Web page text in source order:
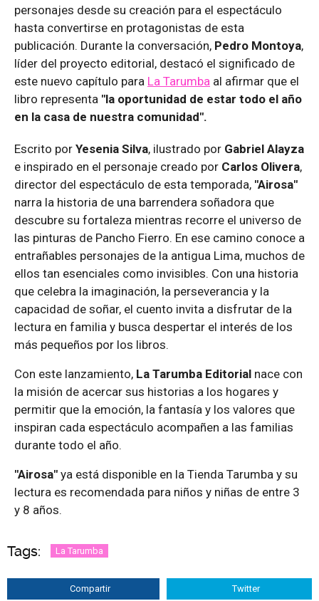
personajes desde su creación para el espectáculo
hasta convertirse en protagonistas de esta
publicación. Durante la conversación, Pedro Montoya,
líder del proyecto editorial, destacó el significado de
este nuevo capítulo para La Tarumba al afirmar que el
libro representa "la oportunidad de estar todo el año
en la casa de nuestra comunidad".
Escrito por Yesenia Silva, ilustrado por Gabriel Alayza
e inspirado en el personaje creado por Carlos Olivera,
director del espectáculo de esta temporada, "Airosa"
narra la historia de una barrendera soñadora que
descubre su fortaleza mientras recorre el universo de
las pinturas de Pancho Fierro. En ese camino conoce a
entrañables personajes de la antigua Lima, muchos de
ellos tan esenciales como invisibles. Con una historia
que celebra la imaginación, la perseverancia y la
capacidad de soñar, el cuento invita a disfrutar de la
lectura en familia y busca despertar el interés de los
más pequeños por los libros.
Con este lanzamiento, La Tarumba Editorial nace con
la misión de acercar sus historias a los hogares y
permitir que la emoción, la fantasía y los valores que
inspiran cada espectáculo acompañen a las familias
durante todo el año.
"Airosa" ya está disponible en la Tienda Tarumba y su
lectura es recomendada para niños y niñas de entre 3
y 8 años.
Tags: La Tarumba
Compartir Twitter